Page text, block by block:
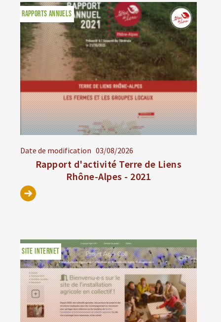
Date de modification 03/08/2026
Rapport d'activité Terre de Liens
Rhône-Alpes - 2021
RAPPORTS ANNUELS
SITE INTERNET